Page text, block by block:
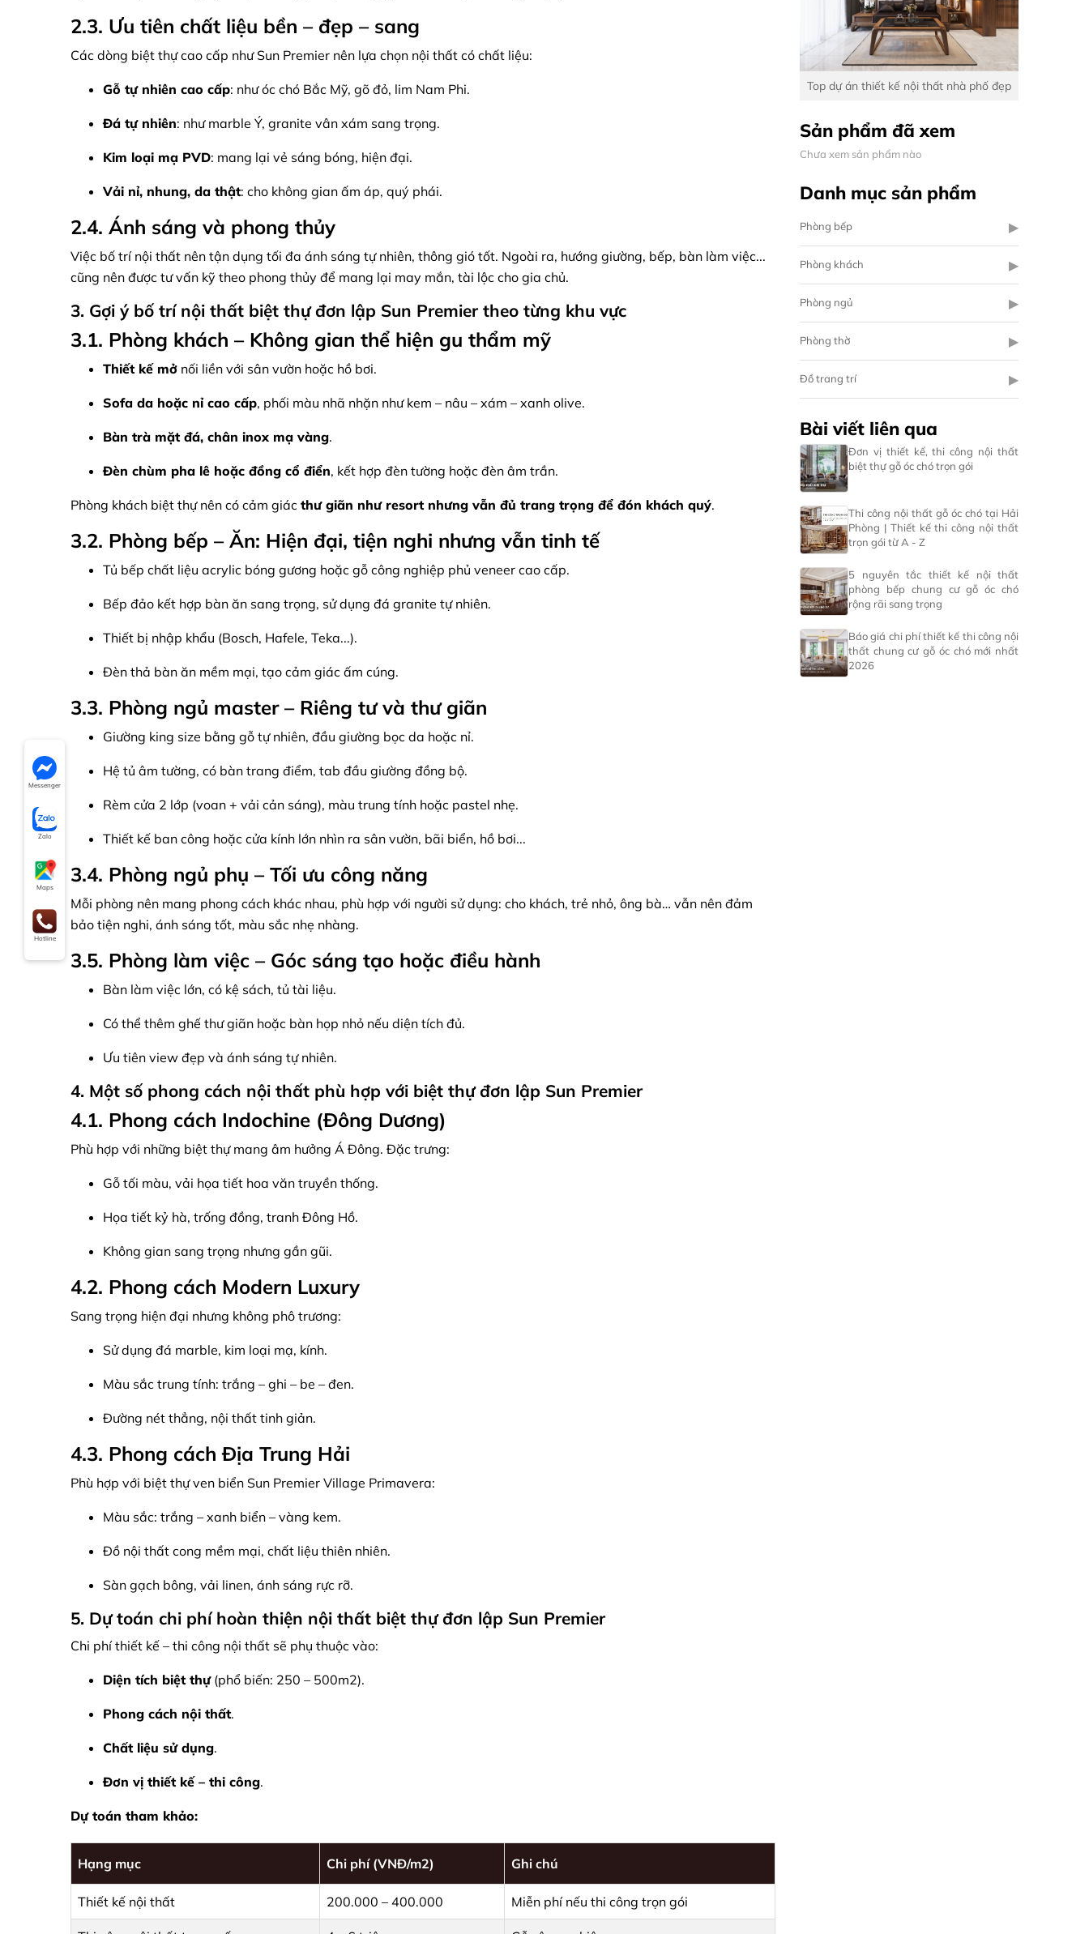
Messenger
Zalo
Maps
Hotline
2.3. Ưu tiên chất liệu bền – đẹp – sang
Các dòng biệt thự cao cấp như Sun Premier nên lựa chọn nội thất có chất liệu:
Gỗ tự nhiên cao cấp: như óc chó Bắc Mỹ, gõ đỏ, lim Nam Phi.
Đá tự nhiên: như marble Ý, granite vân xám sang trọng.
Kim loại mạ PVD: mang lại vẻ sáng bóng, hiện đại.
Vải nỉ, nhung, da thật: cho không gian ấm áp, quý phái.
2.4. Ánh sáng và phong thủy
Việc bố trí nội thất nên tận dụng tối đa ánh sáng tự nhiên, thông gió tốt. Ngoài ra, hướng giường, bếp, bàn làm việc...
cũng nên được tư vấn kỹ theo phong thủy để mang lại may mắn, tài lộc cho gia chủ.
3. Gợi ý bố trí nội thất biệt thự đơn lập Sun Premier theo từng khu vực
3.1. Phòng khách – Không gian thể hiện gu thẩm mỹ
Thiết kế mở nối liền với sân vườn hoặc hồ bơi.
Sofa da hoặc nỉ cao cấp, phối màu nhã nhặn như kem – nâu – xám – xanh olive.
Bàn trà mặt đá, chân inox mạ vàng.
Đèn chùm pha lê hoặc đồng cổ điển, kết hợp đèn tường hoặc đèn âm trần.
Phòng khách biệt thự nên có cảm giác thư giãn như resort nhưng vẫn đủ trang trọng để đón khách quý.
3.2. Phòng bếp – Ăn: Hiện đại, tiện nghi nhưng vẫn tinh tế
Tủ bếp chất liệu acrylic bóng gương hoặc gỗ công nghiệp phủ veneer cao cấp.
Bếp đảo kết hợp bàn ăn sang trọng, sử dụng đá granite tự nhiên.
Thiết bị nhập khẩu (Bosch, Hafele, Teka...).
Đèn thả bàn ăn mềm mại, tạo cảm giác ấm cúng.
3.3. Phòng ngủ master – Riêng tư và thư giãn
Giường king size bằng gỗ tự nhiên, đầu giường bọc da hoặc nỉ.
Hệ tủ âm tường, có bàn trang điểm, tab đầu giường đồng bộ.
Rèm cửa 2 lớp (voan + vải cản sáng), màu trung tính hoặc pastel nhẹ.
Thiết kế ban công hoặc cửa kính lớn nhìn ra sân vườn, bãi biển, hồ bơi...
3.4. Phòng ngủ phụ – Tối ưu công năng
Mỗi phòng nên mang phong cách khác nhau, phù hợp với người sử dụng: cho khách, trẻ nhỏ, ông bà… vẫn nên đảm
bảo tiện nghi, ánh sáng tốt, màu sắc nhẹ nhàng.
3.5. Phòng làm việc – Góc sáng tạo hoặc điều hành
Bàn làm việc lớn, có kệ sách, tủ tài liệu.
Có thể thêm ghế thư giãn hoặc bàn họp nhỏ nếu diện tích đủ.
Ưu tiên view đẹp và ánh sáng tự nhiên.
4. Một số phong cách nội thất phù hợp với biệt thự đơn lập Sun Premier
4.1. Phong cách Indochine (Đông Dương)
Phù hợp với những biệt thự mang âm hưởng Á Đông. Đặc trưng:
Gỗ tối màu, vải họa tiết hoa văn truyền thống.
Họa tiết kỷ hà, trống đồng, tranh Đông Hồ.
Không gian sang trọng nhưng gần gũi.
4.2. Phong cách Modern Luxury
Sang trọng hiện đại nhưng không phô trương:
Sử dụng đá marble, kim loại mạ, kính.
Màu sắc trung tính: trắng – ghi – be – đen.
Đường nét thẳng, nội thất tinh giản.
4.3. Phong cách Địa Trung Hải
Phù hợp với biệt thự ven biển Sun Premier Village Primavera:
Màu sắc: trắng – xanh biển – vàng kem.
Đồ nội thất cong mềm mại, chất liệu thiên nhiên.
Sàn gạch bông, vải linen, ánh sáng rực rỡ.
5. Dự toán chi phí hoàn thiện nội thất biệt thự đơn lập Sun Premier
Chi phí thiết kế – thi công nội thất sẽ phụ thuộc vào:
Diện tích biệt thự(phổ biến: 250 – 500m2).
Phong cách nội thất.
Chất liệu sử dụng.
Đơn vị thiết kế – thi công.
Dự toán tham khảo:
Hạng mục Chi phí (VNĐ/m2) Ghi chú
Thiết kế nội thất 200.000 – 400.000 Miễn phí nếu thi công trọn gói
Top dự án thiết kế nội thất nhà phố đẹp
Sản phẩm đã xem
Chưa xem sản phẩm nào
Danh mục sản phẩm
Phòng bếp ▶
Phòng khách ▶
Phòng ngủ ▶
Phòng thờ ▶
Đồ trang trí ▶
Bài viết liên qua
Đơn vị thiết kế, thi công nội thất
biệt thự gỗ óc chó trọn gói
Thi công nội thất gỗ óc chó tại Hải
Phòng | Thiết kế thi công nội thất
trọn gói từ A - Z
5 nguyên tắc thiết kế nội thất
phòng bếp chung cư gỗ óc chó
rộng rãi sang trọng
Báo giá chi phí thiết kế thi công nội
thất chung cư gỗ óc chó mới nhất
2026